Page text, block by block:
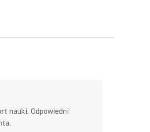
nauki. Odpowiedni